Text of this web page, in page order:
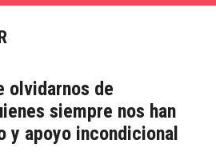
olvidarnos de
siempre nos han
y apoyo incondicional